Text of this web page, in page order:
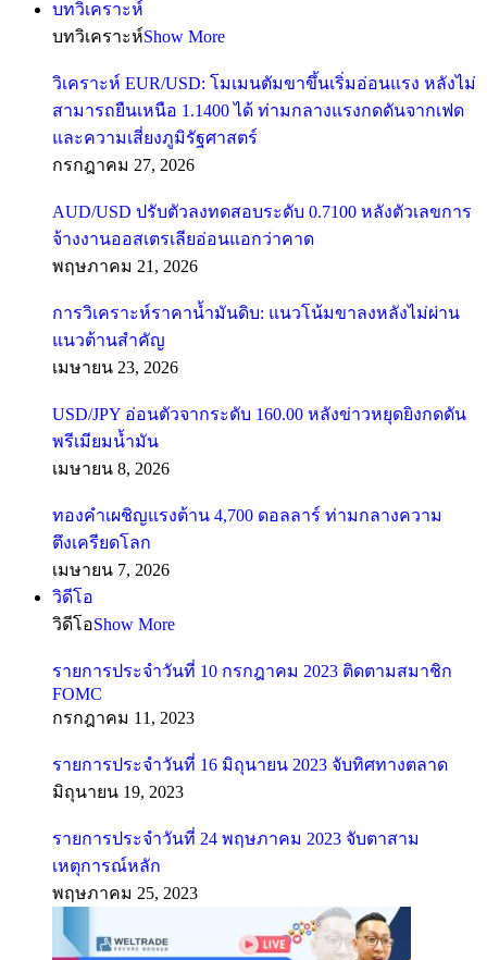
บทวิเคราะห์
สามารถยืนเหนือ 1.1400 ได้ ท่ามกลางแรงกดดันจากเฟด
และความเสี่ยงภูมิรัฐศาสตร์
กรกฎาคม 27, 2026
จ้างงานออสเตรเลียอ่อนแอกว่าคาด
พฤษภาคม 21, 2026
แนวต้านสำคัญ
เมษายน 23, 2026
พรีเมียมน้ำมัน
เมษายน 8, 2026
ตึงเครียดโลก
เมษายน 7, 2026
วิดีโอ
วิดีโอ
FOMC
กรกฎาคม 11, 2023
มิถุนายน 19, 2023
เหตุการณ์หลัก
พฤษภาคม 25, 2023